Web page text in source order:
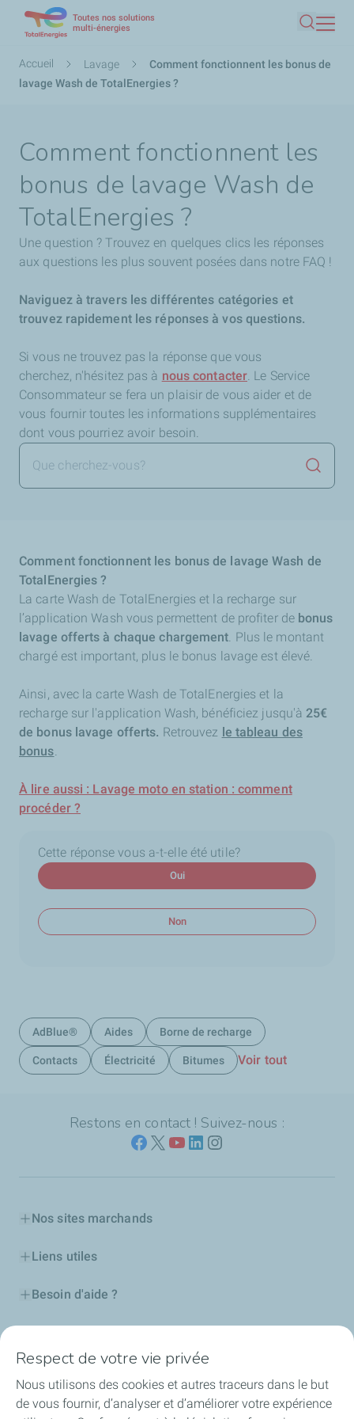
contenu
principal
Toutes nos solutions
multi-énergies
Fil
d'Ariane
Accueil Lavage
Comment fonctionnent les bonus de
lavage Wash de TotalEnergies ?
Comment fonctionnent les
bonus de lavage Wash de
TotalEnergies ?
Une question ? Trouvez en quelques clics les réponses
aux questions les plus souvent posées dans notre FAQ !
Naviguez à travers les différentes catégories et
trouvez rapidement les réponses à vos questions.
Si vous ne trouvez pas la réponse que vous
cherchez, n'hésitez pas à nous contacter. Le Service
Consommateur se fera un plaisir de vous aider et de
vous fournir toutes les informations supplémentaires
dont vous pourriez avoir besoin.
Comment fonctionnent les bonus de lavage Wash de
TotalEnergies ?
La carte Wash de TotalEnergies et la recharge sur
l’application Wash vous permettent de profiter de bonus
lavage offerts à chaque chargement. Plus le montant
chargé est important, plus le bonus lavage est élevé.
Ainsi, avec la carte Wash de TotalEnergies et la
recharge sur l'application Wash, bénéficiez jusqu'à 25€
de bonus lavage offerts. Retrouvez le tableau des
bonus.
À lire aussi : Lavage moto en station : comment
procéder ?
Cette réponse vous a-t-elle été utile?
Oui
Non
AdBlue® Aides Borne de recharge
Contacts Électricité Bitumes Voir tout
Restons en contact ! Suivez-nous :
Nos sites marchands
Liens utiles
Besoin d'aide ?
Certificats d'économies d'énergie
Nos partenaires
Respect de votre vie privée
Nous utilisons des cookies et autres traceurs dans le but
de vous fournir, d’analyser et d’améliorer votre expérience